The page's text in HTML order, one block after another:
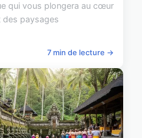
qui vous plongera au cœur
des paysages
7 min de lecture →